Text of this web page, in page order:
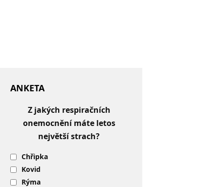
ANKETA
Z jakých respiračních
onemocnění máte letos
největší strach?
Chřipka
Kovid
Rýma